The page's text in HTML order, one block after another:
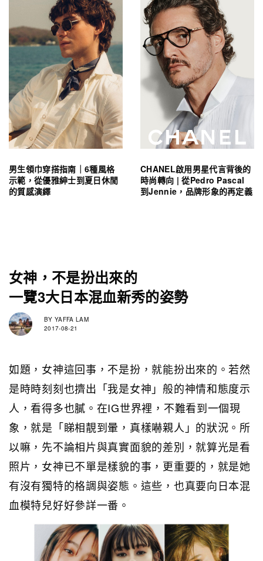
男生領巾穿搭指南｜6種風格
示範，從優雅紳士到夏日休閒
的質感演繹
CHANEL啟用男星代言背後的
時尚轉向 | 從Pedro Pascal
到Jennie，品牌形象的再定義
女神，不是扮出來的
一覽3大日本混血新秀的姿勢
BY YAFFA LAM
2017-08-21
如題，女神這回事，不是扮，就能扮出來的。若然
是時時刻刻也擠出「我是女神」般的神情和態度示
人，看得多也膩。在IG世界裡，不難看到一個現
象，就是「睇相靚到暈，真樣嚇親人」的狀況。所
以嘛，先不論相片與真實面貌的差別，就算光是看
照片，女神已不單是樣貌的事，更重要的，就是她
有沒有獨特的格調與姿態。這些，也真要向日本混
血模特兒好好參詳一番。